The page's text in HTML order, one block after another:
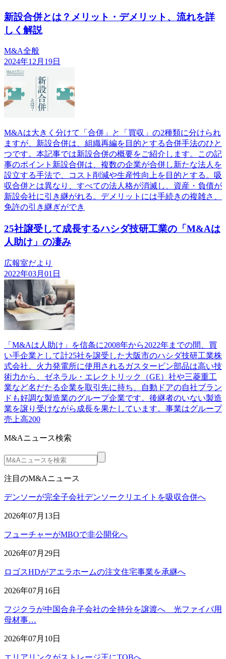
新設合併とは？メリット・デメリット、流れを詳
しく解説
M&A全般
2024年12月19日
M&Aは大きく分けて「合併」と「買収」の2種類に分けられ
ますが、新設合併は、組織再編を目的とする合併手法のひと
つです。本記事では新設合併の概要をご紹介します。この記
事のポイント新設合併は、複数の企業が合併し新たな法人を
設立する手法で、コスト削減や生産性向上を目的とする。吸
収合併とは異なり、すべての法人格が消滅し、資産・負債が
新設会社に引き継がれる。デメリットには手続きの複雑さ、
免許の引き継ぎができ
25社譲受して成長するハシダ技研工業の「M&Aは
人助け」の凄み
広報室だより
2022年03月01日
「M&Aは人助け」を信条に2008年から2022年までの間、買
い手企業として計25社を譲受した大阪市のハシダ技研工業株
式会社。火力発電所に使用されるガスタービン部品は高い技
術力から、ゼネラル・エレクトリック（GE）社や三菱重工
業など名だたる企業を取引先に持ち、自動ドアの自社ブラン
ドも好調な製造業のグループ企業です。後継者のいない製造
業を譲り受けながら成長を果たしています。事業はグループ
売上高200
M&Aニュース検索
注目のM&Aニュース
デンソーが完全子会社デンソークリエイトを吸収合併へ
2026年07月13日
フューチャーがMBOで非公開化へ
2026年07月29日
ロゴスHDがアエラホームの注文住宅事業を承継へ
2026年07月16日
フジクラが中国合弁子会社の全持分を譲渡へ 光ファイバ用
母材事…
2026年07月10日
エリアリンクがストレージ王にTOBへ